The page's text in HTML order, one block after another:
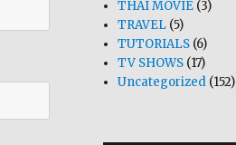
THAI MOVIE (3)
TRAVEL (5)
TUTORIALS (6)
TV SHOWS (17)
Uncategorized (152)